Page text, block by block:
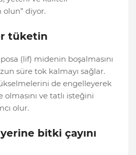
diyor.
tüketin
(lif) midenin boşalmasını
süre tok kalmayı sağlar.
de engelleyerek
olmasını ve tatlı isteğini
olur.
bitki çayını